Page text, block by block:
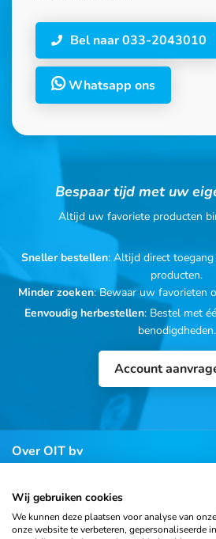
Bel naar 033-2043010
Whatsapp ons
Bespaar tijd met uw
Altijd uw favoriete producten
Sneller bestellen: Altijd direct
producten.
Minder zoeken: Bewaar uw favorieten
Eenvoudig herbestellen: Bestel met
benodigdheden.
Account
Over OIT bv
Klantenservice
Wij gebruiken cookies
We kunnen deze plaatsen voor analyse van
onze website te verbeteren, gepersonaliseerde